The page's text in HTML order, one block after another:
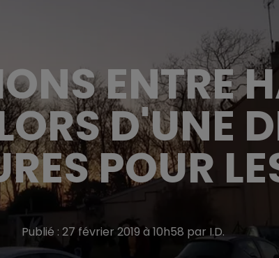
ENTRE
D'UNE
POUR
Publié : 27 février 2019 à 10h58 par I.D.